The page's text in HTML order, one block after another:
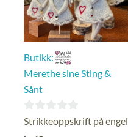
Butikk:
Merethe sine Sting &
Sånt
0
ut
Strikkeoppskrift på engel